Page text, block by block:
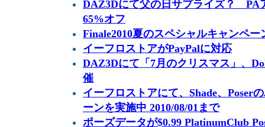
DAZ3Dにて父の日サプライズ？ PA
65%オフ
Finale2010夏のスペシャルキャンペー
イーフロストアがPayPalに対応
DAZ3Dにて「7月のクリスマス」、
催
イーフロストアにて、Shade、Poser
ーンを実施中 2010/08/01まで
ポーズデータが$0.99 PlatinumClub